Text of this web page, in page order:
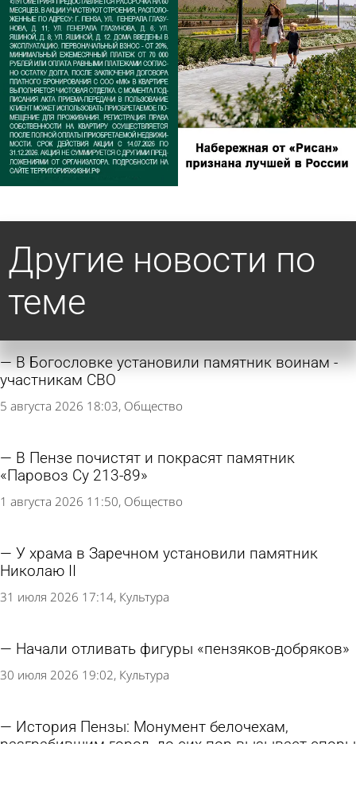
Другие новости по
теме
В Богословке установили памятник воинам -
участникам СВО
5 августа 2026 18:03 Общество
В Пензе почистят и покрасят памятник
«Паровоз Су 213-89»
1 августа 2026 11:50 Общество
У храма в Заречном установили памятник
Николаю II
31 июля 2026 17:14 Культура
Начали отливать фигуры «пензяков-добряков»
30 июля 2026 19:02 Культура
История Пензы: Монумент белочехам,
разграбившим город, до сих пор вызывает споры